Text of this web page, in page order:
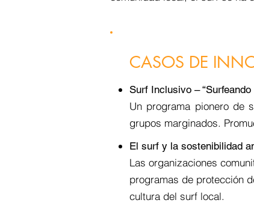
CASOS DE
Surf Inclusivo – “Surfeando
Un programa pionero de
grupos marginados.
El surf y la sostenibilidad
Las organizaciones
programas de protección
cultura del surf local.